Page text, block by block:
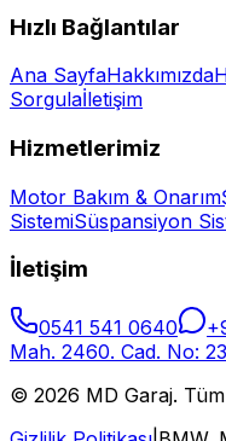
Hızlı Bağlantılar
Ana SayfaHakkımızda
Sorgulaİletişim
Hizmetlerimiz
Motor Bakım & Onarım
SistemiSüspansiyon
İletişim
0541 541 0640
Mah. 2460. Cad. No:
© 2026 MD Garaj. Tüm